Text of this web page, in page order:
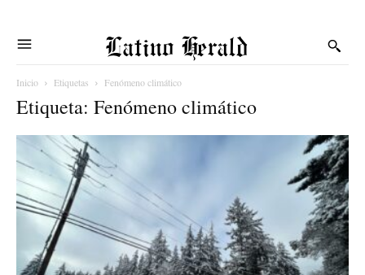
Latino Herald
Inicio Etiquetas Fenómeno climático
Etiqueta: Fenómeno climático